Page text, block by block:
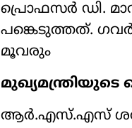
പ്രൊഫസർ ഡി.
പങ്കെടുത്തത്.
മൂവരും
ആർ.എസ്.എസ്